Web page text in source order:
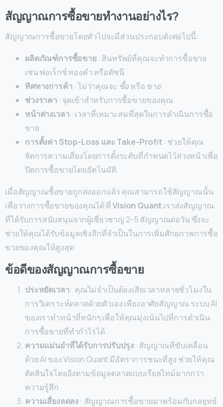
สัญญาณการซื้อขายทำงานอย่างไร?
สัญญาณการซื้อขายโดยทั่วไปจะมีส่วนประกอบดังต่อไปนี้:
ผลิตภัณฑ์การซื้อขาย: สินทรัพย์ที่คุณจะทำการซื้อขาย
เช่น ฟอเร็กซ์ ทองคำ หรือดัชนี
ทิศทางการค้า : ไม่ว่าคุณจะ ซื้อหรือ ขาย
ช่วงราคา : จุดเข้าสำหรับการซื้อขายของคุณ
หน้าต่างเวลา : เวลาที่เหมาะสมที่สุดในการดำเนินการซื้อ
ขาย
การตั้งค่า Stop-Loss และ Take-Profit: ช่วยให้คุณ
จัดการความเสี่ยงโดยการตั้งระดับที่กำหนดไว้ล่วงหน้าเพื่อ
ปิดการซื้อขายโดยอัตโนมัติ
เมื่อสัญญาณซื้อขายถูกส่งออกแล้ว คุณสามารถใช้สัญญาณนั้น
เพื่อวางการซื้อขายของคุณได้ ที่Vision Quantเราส่งสัญญาณ
ที่ได้รับการสนับสนุนจากผู้เชี่ยวชาญ 2-5 สัญญาณต่อวัน ซึ่งจะ
ช่วยให้คุณได้รับข้อมูลเชิงลึกที่จำเป็นในการเพิ่มศักยภาพการซื้อ
ขายของคุณให้สูงสุด
ข้อดีของสัญญาณการซื้อขาย
ประหยัดเวลา : คุณไม่จำเป็นต้องเสียเวลาหลายชั่วโมงใน
การวิเคราะห์ตลาดด้วยตัวเอง เพียงอาศัยสัญญาณ ระบบ AI
ของเราทำหน้าที่หนักๆ เพื่อให้คุณมุ่งเน้นไปที่การดำเนิน
การซื้อขายที่ทำกำไรได้
ความแม่นยำที่ได้รับการปรับปรุง: สัญญาณที่ขับเคลื่อน
ด้วย AI ของ Vision Quant มีอัตราการชนะที่สูง ช่วยให้คุณ
ตัดสินใจโดยอิงตามข้อมูลตลาดแบบเรียลไทม์มากกว่า
ความรู้สึก
ความเสี่ยงลดลง : สัญญาณการซื้อขายมาพร้อมกับกลยุทธ์